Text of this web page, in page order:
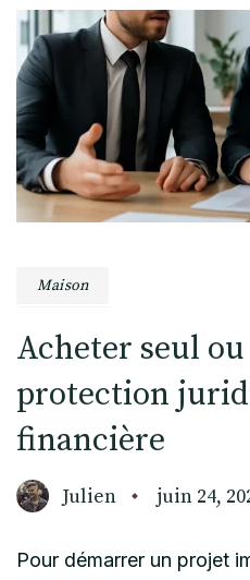
Maison
Acheter seul
protection
financière
Julien juin 24,
Pour démarrer un projet